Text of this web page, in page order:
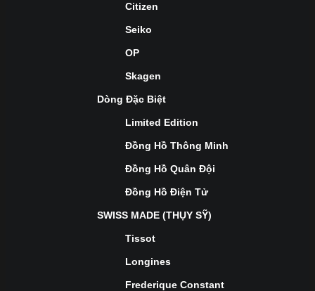
Citizen
Seiko
OP
Skagen
Dòng Đặc Biệt
Limited Edition
Đồng Hồ Thông Minh
Đồng Hồ Quân Đội
Đồng Hồ Điện Tử
SWISS MADE (THỤY SỸ)
Tissot
Longines
Frederique Constant